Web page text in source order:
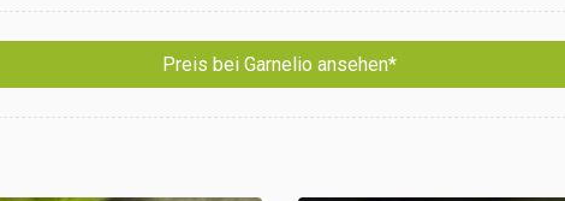
Preis bei Garnelio ansehen*